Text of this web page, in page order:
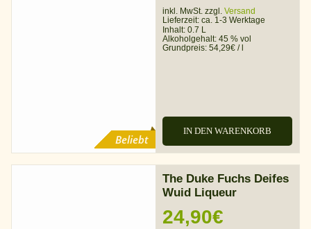
Beliebt
inkl. MwSt. zzgl. Versand
Lieferzeit: ca. 1-3 Werktage
Inhalt: 0.7 L
Alkoholgehalt: 45 % vol
Grundpreis: 54,29€ /l
IN DEN WARENKORB
The Duke Fuchs Deifes
Wuid Liqueur
24,90€